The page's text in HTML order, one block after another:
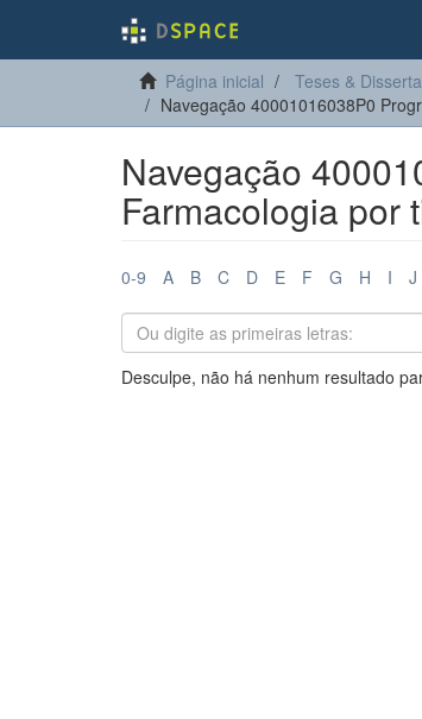
Página inicial Teses &
Navegação 40001016038P0
Navegação
Farmacologia por
0-9 A B C D E F G H I J
Desculpe, não há nenhum resultado